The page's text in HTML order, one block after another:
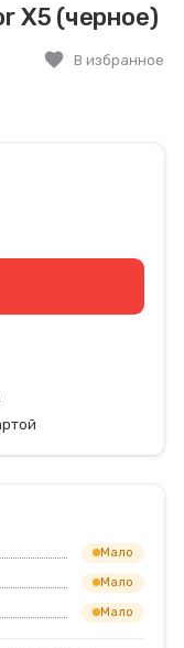
X5 (черное)
favorite В избранное
Мало
Мало
Мало